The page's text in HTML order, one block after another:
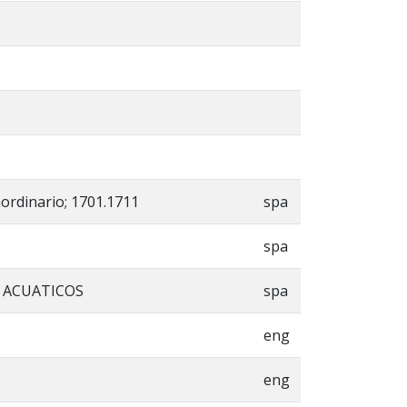
1701.1711 spa
spa
spa
eng
eng